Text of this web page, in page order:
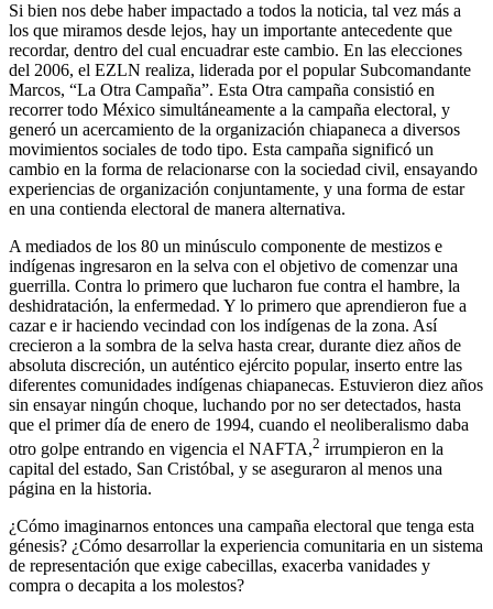
Si bien nos debe haber impactado a todos la noticia, tal vez más a
los que miramos desde lejos, hay un importante antecedente que
recordar, dentro del cual encuadrar este cambio. En las elecciones
del 2006, el EZLN realiza, liderada por el popular Subcomandante
Marcos, “La Otra Campaña”. Esta Otra campaña consistió en
recorrer todo México simultáneamente a la campaña electoral, y
generó un acercamiento de la organización chiapaneca a diversos
movimientos sociales de todo tipo. Esta campaña significó un
cambio en la forma de relacionarse con la sociedad civil, ensayando
experiencias de organización conjuntamente, y una forma de estar
en una contienda electoral de manera alternativa.
A mediados de los 80 un minúsculo componente de mestizos e
indígenas ingresaron en la selva con el objetivo de comenzar una
guerrilla. Contra lo primero que lucharon fue contra el hambre, la
deshidratación, la enfermedad. Y lo primero que aprendieron fue a
cazar e ir haciendo vecindad con los indígenas de la zona. Así
crecieron a la sombra de la selva hasta crear, durante diez años de
absoluta discreción, un auténtico ejército popular, inserto entre las
diferentes comunidades indígenas chiapanecas. Estuvieron diez años
sin ensayar ningún choque, luchando por no ser detectados, hasta
que el primer día de enero de 1994, cuando el neoliberalismo daba
otro golpe entrando en vigencia el NAFTA,2 irrumpieron en la
capital del estado, San Cristóbal, y se aseguraron al menos una
página en la historia.
¿Cómo imaginarnos entonces una campaña electoral que tenga esta
génesis? ¿Cómo desarrollar la experiencia comunitaria en un sistema
de representación que exige cabecillas, exacerba vanidades y
compra o decapita a los molestos?